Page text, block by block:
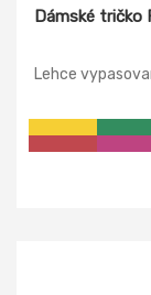
Dámské tričko
Lehce